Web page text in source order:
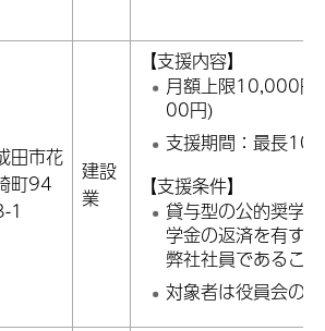
田市花
町94
1
建設
業
【支援内容】
月額上限10,000
00円)
支援期間：最長10
【支援条件】
貸与型の公的奨学
学金の返済を有す
弊社社員であるこ
対象者は役員会の